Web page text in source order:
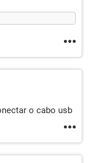
o cabo usb